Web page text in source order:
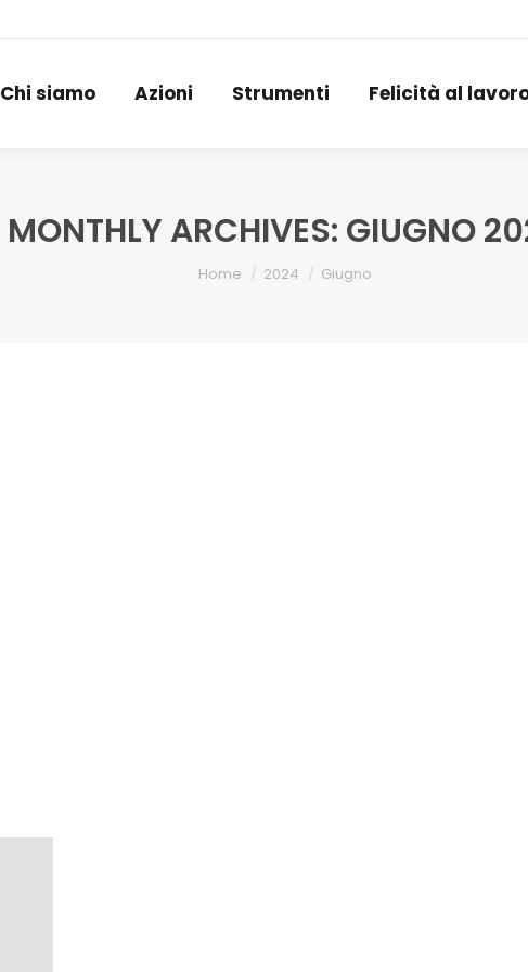
Chi siamo Azioni Strumenti Felicità al
MONTHLY ARCHIVES: GIUGNO
You are here:
Home 2024 Giugno
Chi siamo Azioni Strumenti Felicità al